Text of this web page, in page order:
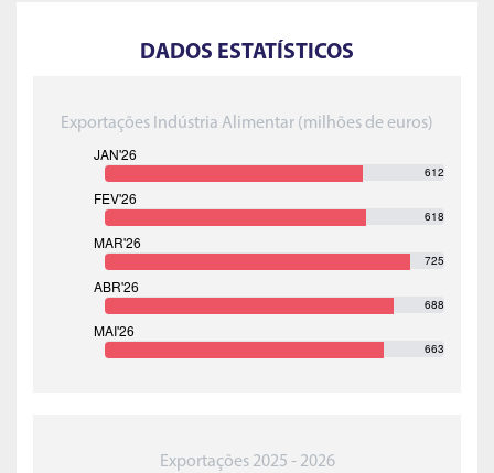
DADOS ESTATÍSTICOS
Exportações Indústria Alimentar (milhões de euros)
612
618
725
688
663
Exportações 2025 - 2026